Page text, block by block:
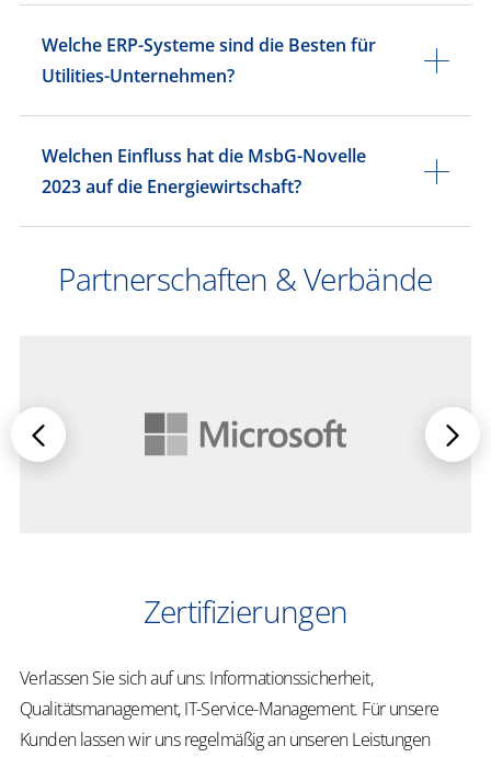
Welche ERP-Systeme sind die Besten für
Utilities-Unternehmen?
Welchen Einfluss hat die MsbG-Novelle
2023 auf die Energiewirtschaft?
Partnerschaften & Verbände
Zertifizierungen
Verlassen Sie sich auf uns: Informationssicherheit,
Qualitätsmanagement, IT-Service-Management. Für unsere
Kunden lassen wir uns regelmäßig an unseren Leistungen